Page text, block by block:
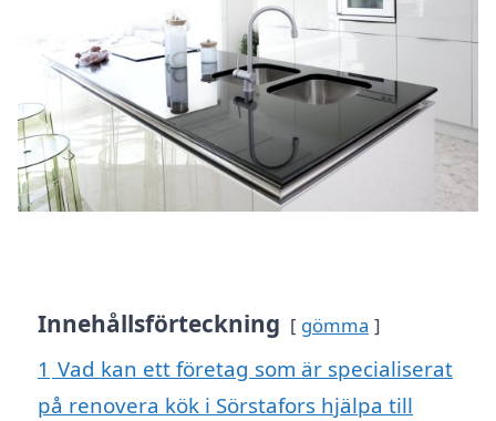
Innehållsförteckning gömma
1 Vad kan ett företag som är specialiserat
på renovera kök i Sörstafors hjälpa till